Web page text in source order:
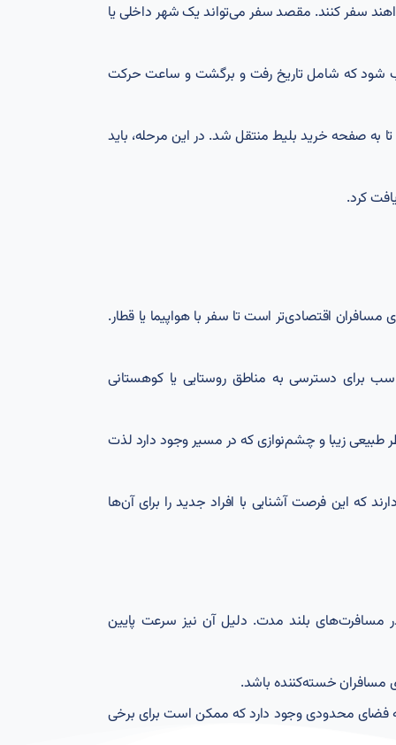
سفر کنند. مقصد سفر می‌تواند یک شهر داخلی یا
شود که شامل تاریخ رفت و برگشت و ساعت حرکت
به صفحه خرید بلیط منتقل شد. در این مرحله، باید
کرد.
مسافران اقتصادی‌تر است تا سفر با هواپیما یا قطار.
برای دسترسی به مناطق روستایی یا کوهستانی
طبیعی زیبا و چشم‌نوازی که در مسیر وجود دارد لذت
که این فرصت آشنایی با افراد جدید را برای آن‌ها
مسافرت‌های بلند مدت. دلیل آن نیز سرعت پایین
خسته‌کننده باشد.
فضای محدودی وجود دارد که ممکن است برای برخی